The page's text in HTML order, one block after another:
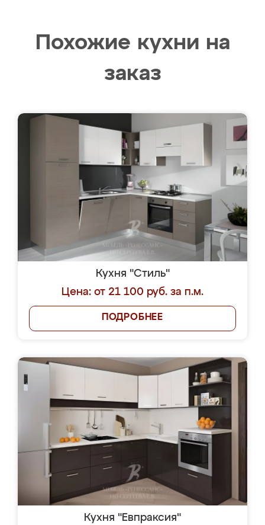
Похожие кухни на
заказ
Кухня "Стиль"
Цена: от 21 100 руб. за п.м.
ПОДРОБНЕЕ
Кухня "Евпраксия"